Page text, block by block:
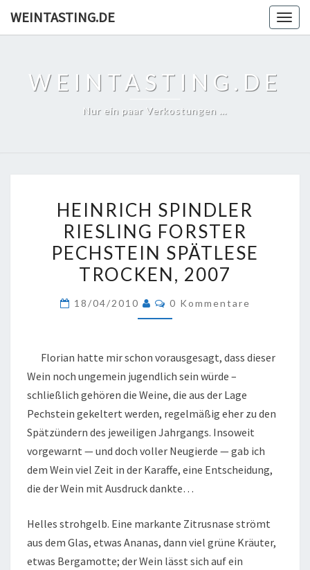
WEINTASTING.DE
WEINTASTING.DE
Nur ein paar Verkostungen …
SPINDLER
RIESLING
FORSTER
PECHSTEIN
SPÄTLESE
TROCKEN,
HEINRICH SPINDLER
RIESLING FORSTER
PECHSTEIN SPÄTLESE
TROCKEN, 2007
18/04/2010 Kommentare
0 Kommentare
Florian hatte mir schon vorausgesagt, dass dieser
Wein noch ungemein jugendlich sein würde –
schließlich gehören die Weine, die aus der Lage
Pechstein gekeltert werden, regelmäßig eher zu den
Spätzündern des jeweiligen Jahrgangs. Insoweit
vorgewarnt — und doch voller Neugierde — gab ich
dem Wein viel Zeit in der Karaffe, eine Entscheidung,
die der Wein mit Ausdruck dankte…
Helles strohgelb. Eine markante Zitrusnase strömt
aus dem Glas, etwas Ananas, dann viel grüne Kräuter,
etwas Bergamotte; der Wein lässt sich auf ein